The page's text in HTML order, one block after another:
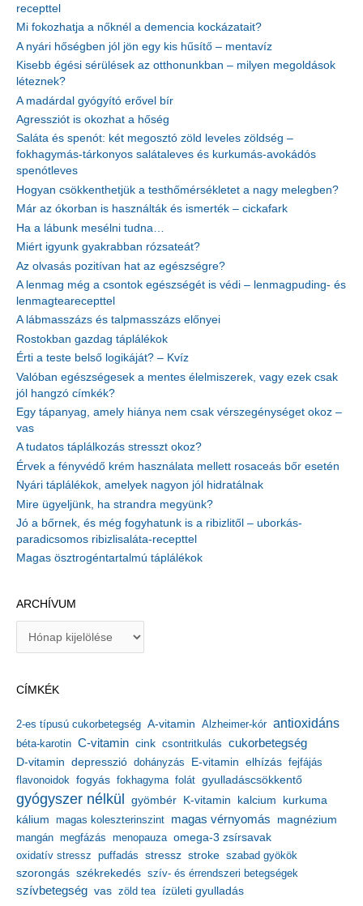
recepttel
Mi fokozhatja a nőknél a demencia kockázatait?
A nyári hőségben jól jön egy kis hűsítő – mentavíz
Kisebb égési sérülések az otthonunkban – milyen megoldások
léteznek?
A madárdal gyógyító erővel bír
Agressziót is okozhat a hőség
Saláta és spenót: két megosztó zöld leveles zöldség –
fokhagymás-tárkonyos salátaleves és kurkumás-avokádós
spenótleves
Hogyan csökkenthetjük a testhőmérsékletet a nagy melegben?
Már az ókorban is használták és ismerték – cickafark
Ha a lábunk mesélni tudna…
Miért igyunk gyakrabban rózsateát?
Az olvasás pozitívan hat az egészségre?
A lenmag még a csontok egészségét is védi – lenmagpuding- és
lenmagtearecepttel
A lábmasszázs és talpmasszázs előnyei
Rostokban gazdag táplálékok
Érti a teste belső logikáját? – Kvíz
Valóban egészségesek a mentes élelmiszerek, vagy ezek csak
jól hangzó címkék?
Egy tápanyag, amely hiánya nem csak vérszegénységet okoz –
vas
A tudatos táplálkozás stresszt okoz?
Érvek a fényvédő krém használata mellett rosaceás bőr esetén
Nyári táplálékok, amelyek nagyon jól hidratálnak
Mire ügyeljünk, ha strandra megyünk?
Jó a bőrnek, és még fogyhatunk is a ribizlitől – uborkás-
paradicsomos ribizlisaláta-recepttel
Magas ösztrogéntartalmú táplálékok
ARCHÍVUM
í
u
m
CÍMKÉK
2-es típusú cukorbetegség A-vitamin Alzheimer-kór antioxidáns
béta-karotin C-vitamin cink csontritkulás cukorbetegség
D-vitamin depresszió dohányzás E-vitamin elhízás fejfájás
flavonoidok fogyás fokhagyma folát gyulladáscsökkentő
gyógyszer nélkül gyömbér K-vitamin kalcium kurkuma
kálium magas koleszterinszint magas vérnyomás magnézium
mangán megfázás menopauza omega-3 zsírsavak
oxidatív stressz puffadás stressz stroke szabad gyökök
szorongás székrekedés szív- és érrendszeri betegségek
szívbetegség vas zöld tea ízületi gyulladás